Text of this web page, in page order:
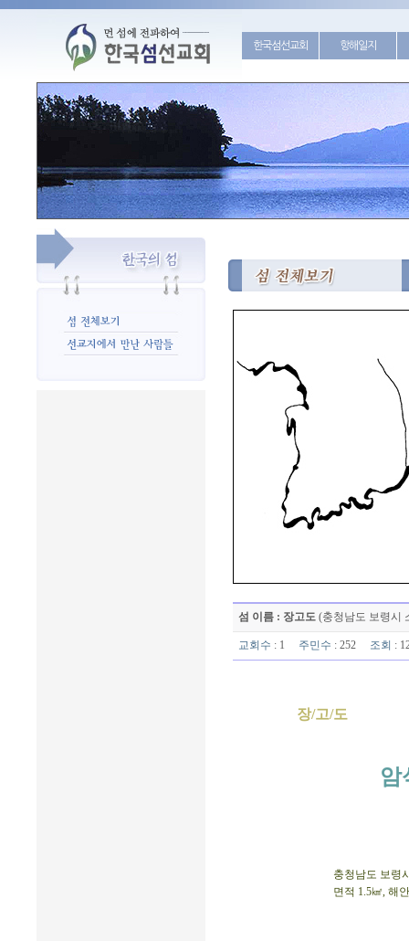
한국섬선교회 항해일지
섬 이름 : 장고도 (충청남도 보령시
교회수 : 1 주민수 : 252 조회 :
장/고/도
암
충청남도 보령
면적 1.5㎢, 해